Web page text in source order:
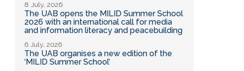
8 July, 2026
The UAB opens the MILID Summer School
2026 with an international call for media
and information literacy and peacebuilding
6 July, 2026
The UAB organises a new edition of the
‘MILID Summer School’